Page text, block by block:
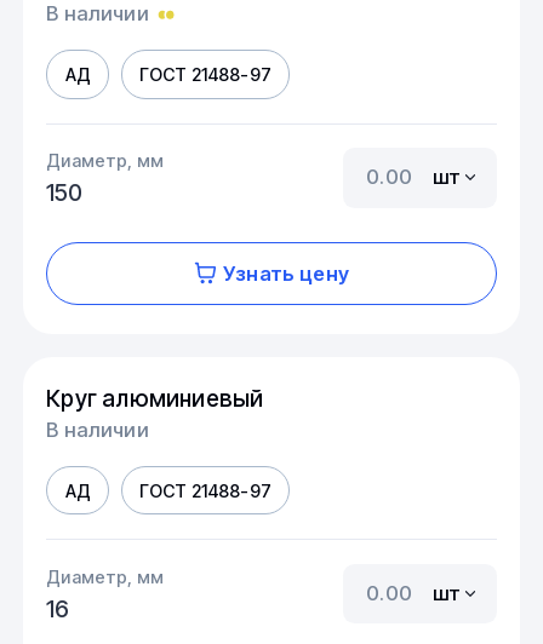
В наличии
АД ГОСТ 21488-97
Диаметр, мм
150
шт
Узнать цену
Круг алюминиевый
В наличии
АД ГОСТ 21488-97
Диаметр, мм
16
шт